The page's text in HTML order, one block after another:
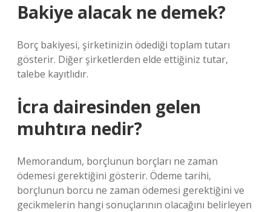
Bakiye alacak ne demek?
Borç bakiyesi, şirketinizin ödediği toplam tutarı
gösterir. Diğer şirketlerden elde ettiğiniz tutar,
talebe kayıtlıdır.
İcra dairesinden gelen
muhtıra nedir?
Memorandum, borçlunun borçları ne zaman
ödemesi gerektiğini gösterir. Ödeme tarihi,
borçlunun borcu ne zaman ödemesi gerektiğini ve
gecikmelerin hangi sonuçlarının olacağını belirleyen